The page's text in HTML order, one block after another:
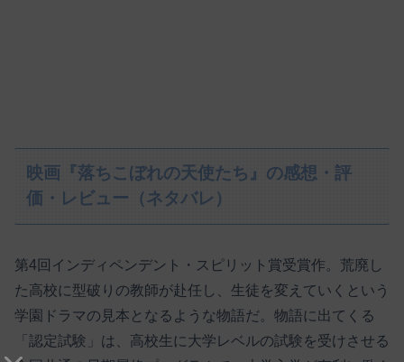
映画『落ちこぼれの天使たち』の感想・評
価・レビュー（ネタバレ）
第4回インディペンデント・スピリット賞受賞作。荒廃し
た高校に型破りの教師が赴任し、生徒を変えていくという
学園ドラマの見本となるような物語だ。物語に出てくる
「認定試験」は、高校生に大学レベルの試験を受けさせる